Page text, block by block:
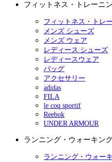
フィットネス・トレーニ
フィットネス・トレ
メンズ シューズ
メンズ ウェア
レディース シューズ
レディースウェア
バッグ
アクセサリー
adidas
FILA
le coq sportif
Reebok
UNDER ARMOUR
ランニング・ウォーキン
ランニング・ウォー